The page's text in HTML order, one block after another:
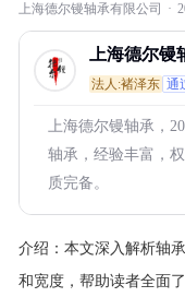
上海德尔镘轴承有限公司 ·
上海德尔镘
法人:褚泽东 通
上海德尔镘轴承，
轴承，经验丰富，
质完备。
介绍： 本文深入解析轴
和宽度，帮助读者全面